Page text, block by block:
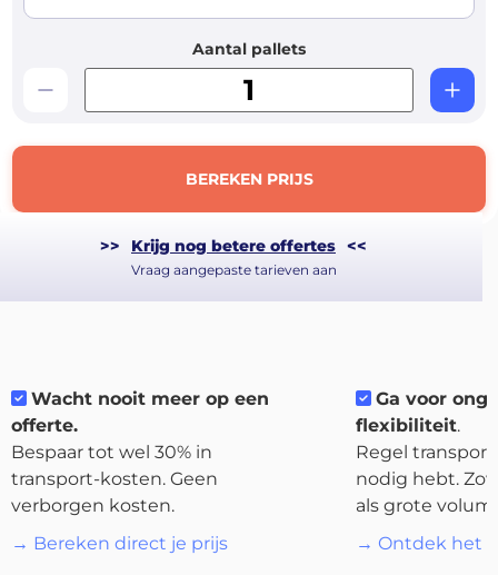
About
platform
Aantal pallets
BEREKEN PRIJS
>> Krijg nog betere offertes <<
Vraag aangepaste tarieven aan
Wacht nooit meer op een
offerte.
Bespaar tot wel 30% in
transport-kosten. Geen
verborgen kosten.
→ Bereken direct je prijs
Ga voor
flexibiliteit.
Regel
nodig hebt.
als grote
→ Ontdek het